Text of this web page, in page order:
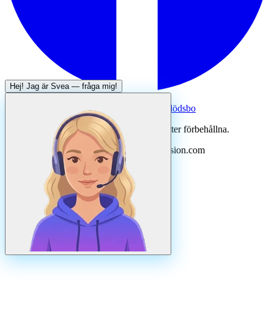
Dödsboofferter — hjälp med dödsbo
Svenska Hantverkare. Alla rättigheter förbehållna.
Uppdateradaugusti 2026· Drivs av N3ovision.com
Hej! Jag är Svea— fråga mig!